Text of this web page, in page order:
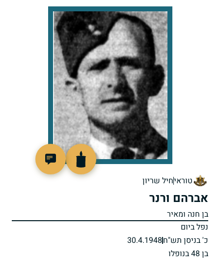
טוראיחיל שריון
אברהם ורנר
בן חנה ומאיר
נפל ביום
כ' בניסן תש"ח30.4.1948
בן 48 בנופלו